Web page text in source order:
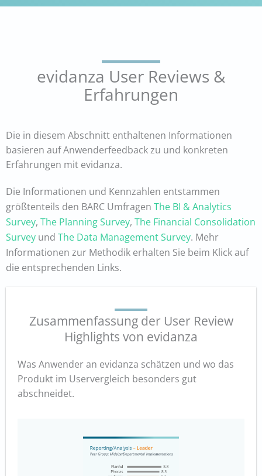
evidanza User Reviews &
Erfahrungen
Die in diesem Abschnitt enthaltenen Informationen
basieren auf Anwenderfeedback zu und konkreten
Erfahrungen mit evidanza.
Die Informationen und Kennzahlen entstammen
größtenteils den BARC Umfragen The BI & Analytics
Survey, The Planning Survey, The Financial Consolidation
Survey und The Data Management Survey. Mehr
Informationen zur Methodik erhalten Sie beim Klick auf
die entsprechenden Links.
Zusammenfassung der User Review
Highlights von evidanza
Was Anwender an evidanza schätzen und wo das
Produkt im Uservergleich besonders gut
abschneidet.